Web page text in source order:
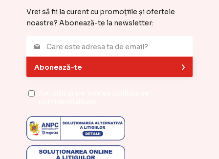
Vrei să fii la curent cu promoțiile și ofertele
noastre? Abonează-te la newsletter:
Abonează-te